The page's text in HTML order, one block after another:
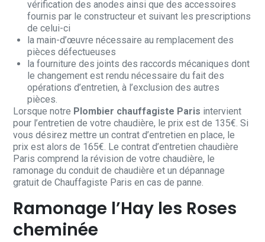
vérification des anodes ainsi que des accessoires
fournis par le constructeur et suivant les prescriptions
de celui-ci
la main-d’œuvre nécessaire au remplacement des
pièces défectueuses
la fourniture des joints des raccords mécaniques dont
le changement est rendu nécessaire du fait des
opérations d’entretien, à l’exclusion des autres
pièces.
Lorsque notre Plombier chauffagiste Paris intervient
pour l’entretien de votre chaudière, le prix est de 135€. Si
vous désirez mettre un contrat d’entretien en place, le
prix est alors de 165€. Le contrat d’entretien chaudière
Paris comprend la révision de votre chaudière, le
ramonage du conduit de chaudière et un dépannage
gratuit de Chauffagiste Paris en cas de panne.
Ramonage l’Hay les Roses
cheminée